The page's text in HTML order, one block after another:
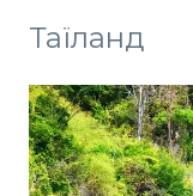
Таїланд